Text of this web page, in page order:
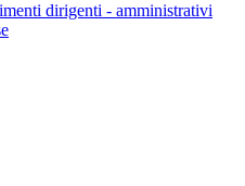
dirigenti - amministrativi